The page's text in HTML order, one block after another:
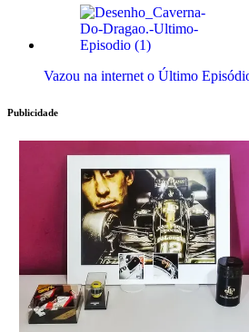
Vazou na internet o Último
Publicidade